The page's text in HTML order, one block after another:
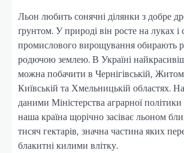
Льон любить сонячні ділянки з добре
ґрунтом. У природі він росте на луках і
промислового вирощування обирають
родючою землею. В Україні
можна побачити в Чернігівській,
Київській та Хмельницькій областях.
даними Міністерства аграрної
наша країна щорічно засіває льоном
тисяч гектарів, значна частина яких
блакитні килими влітку.